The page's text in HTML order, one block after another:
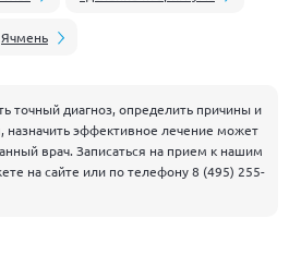
Ячмень
точный диагноз, определить причины и
назначить эффективное лечение может
врач. Записаться на прием к нашим
на сайте или по телефону8 (495) 255-